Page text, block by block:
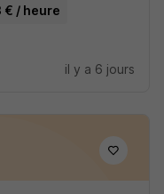
€ / heure
il y a 6 jours